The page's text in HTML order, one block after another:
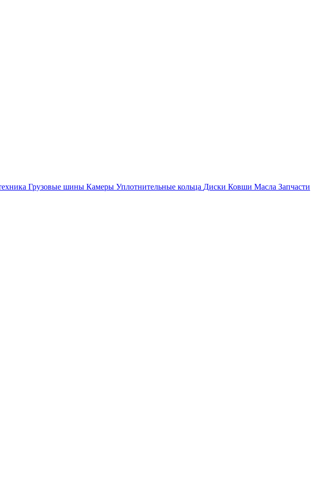
Грузовые шины Камеры Уплотнительные кольца Диски Ковши Масла Запчасти